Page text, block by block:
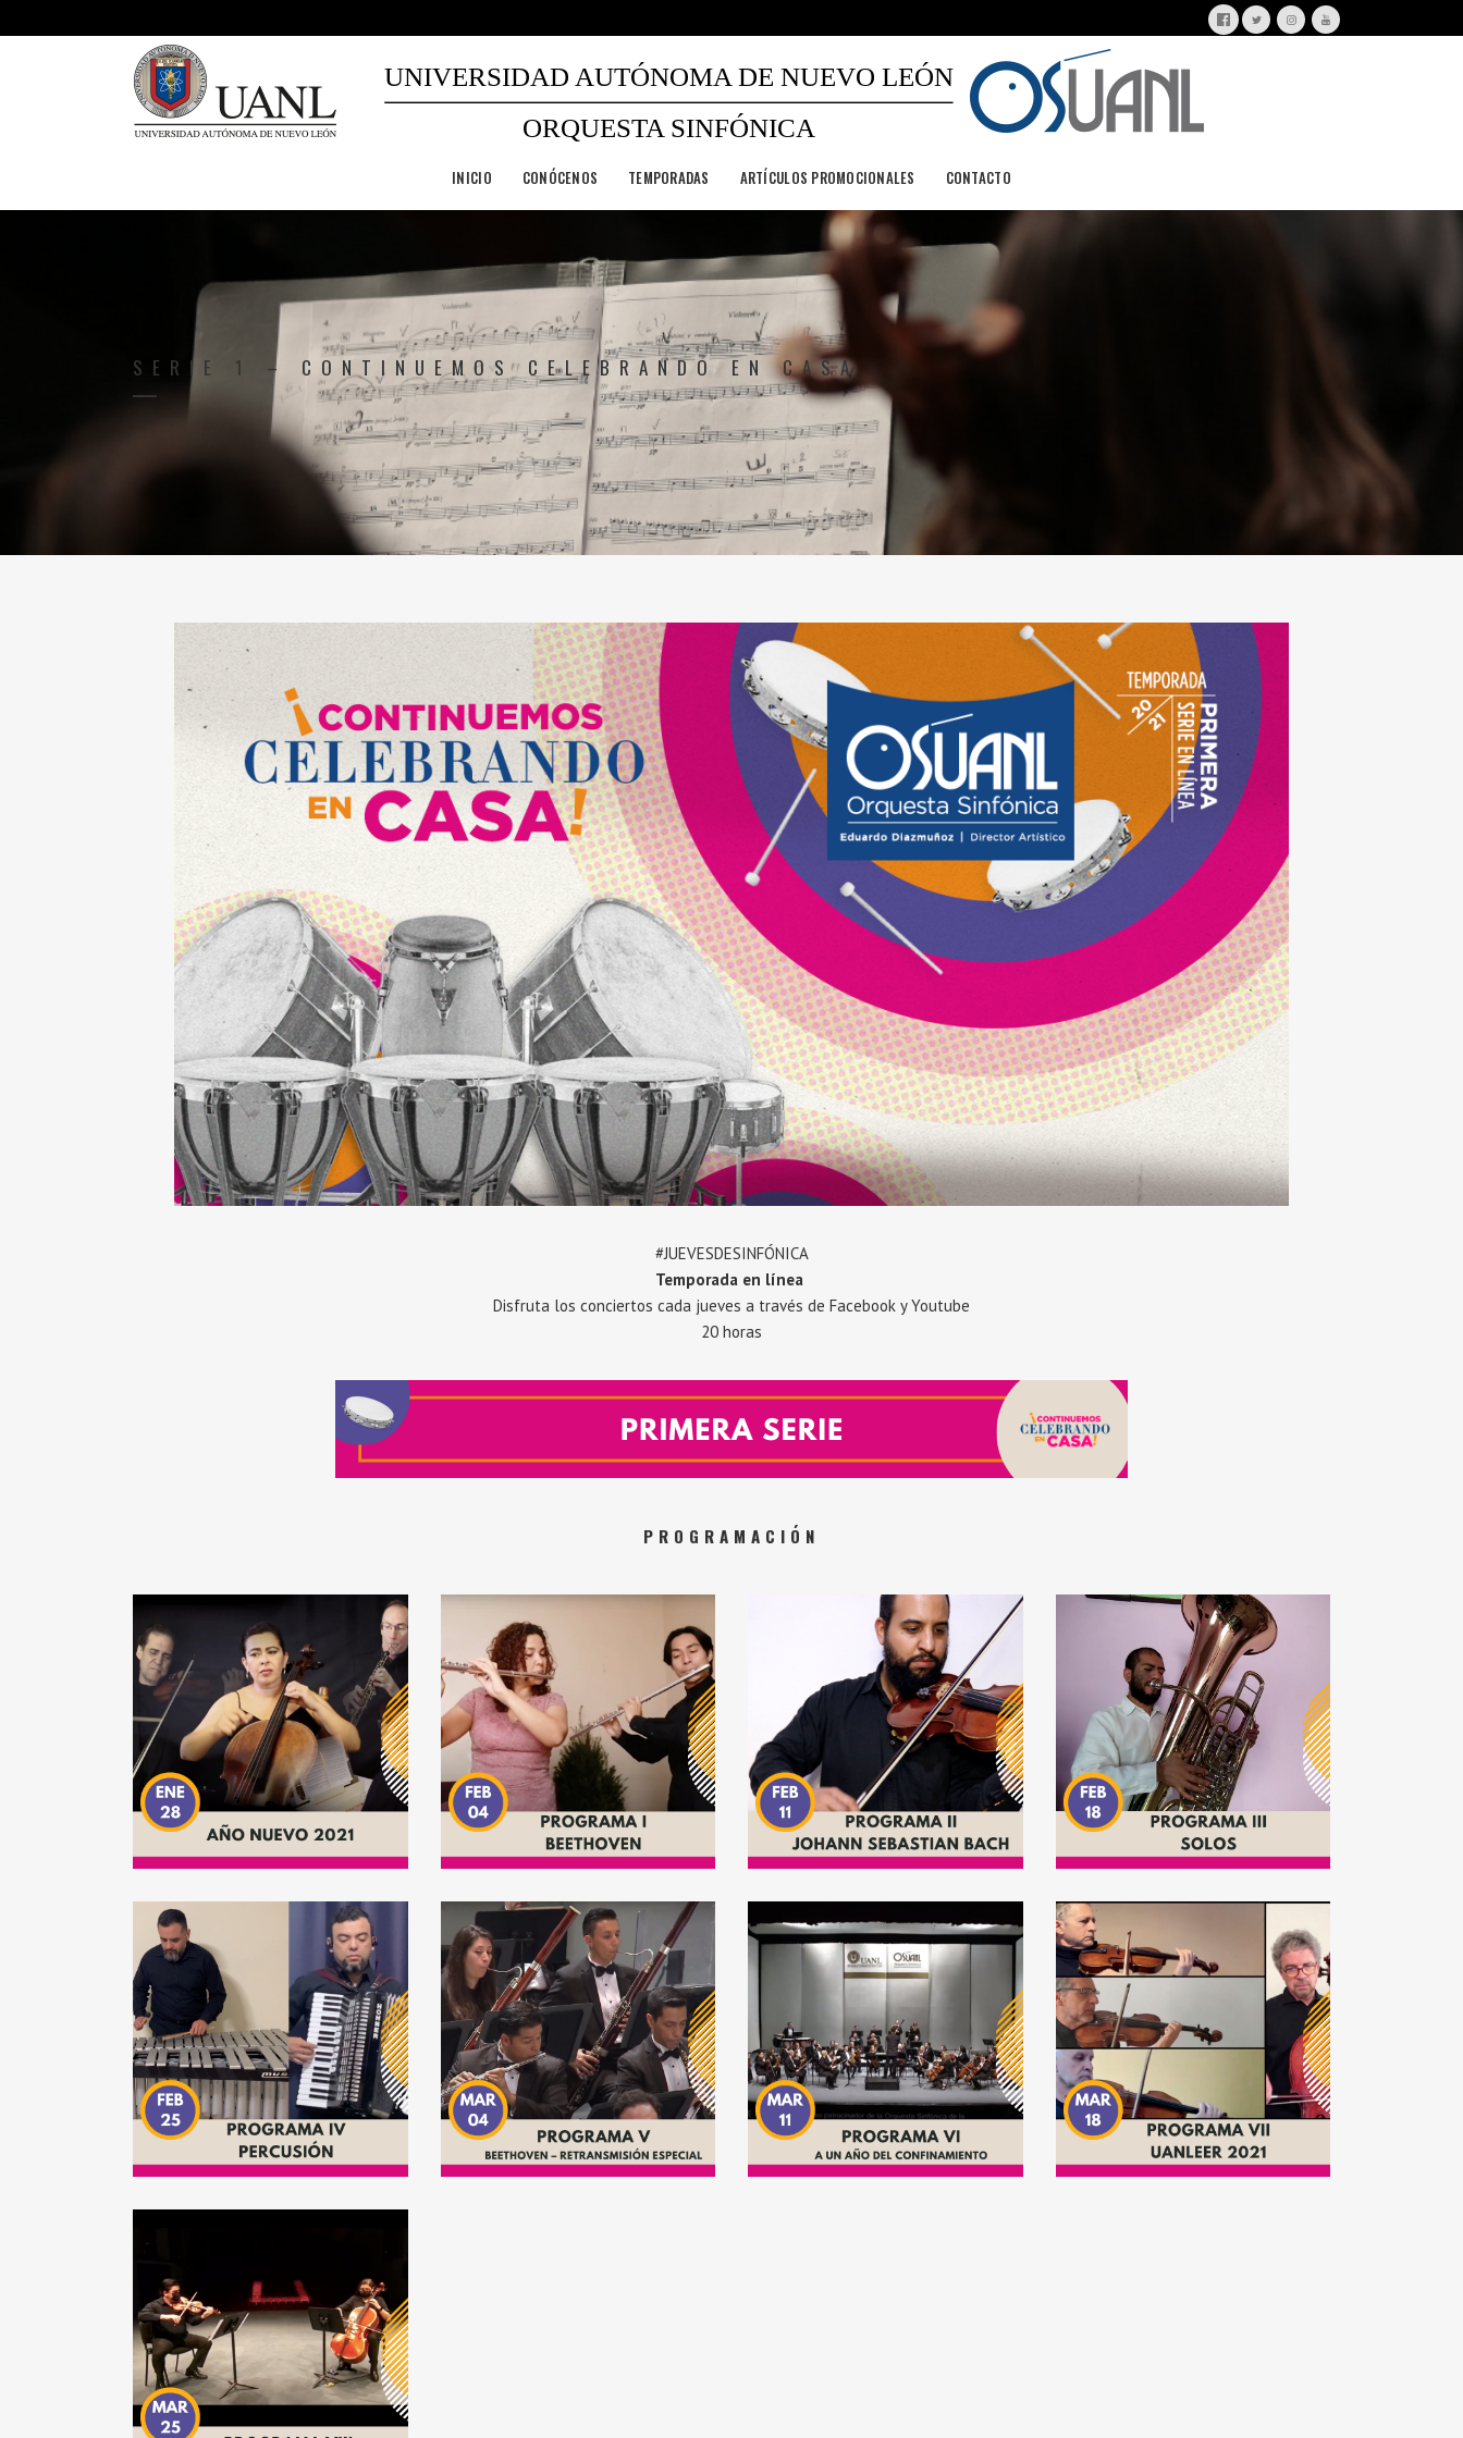
UNIVERSIDAD AUTÓNOMA DE NUEVO LEÓN
ORQUESTA SINFÓNICA
INICIO CONÓCENOS TEMPORADAS ARTÍCULOS PROMOCIONALES CONTACTO
SERIE 1 – CONTINUEMOS CELEBRANDO EN CASA
#JUEVESDESINFÓNICA
Temporada en línea
Disfruta los conciertos cada jueves a través de Facebook y Youtube
20 horas
PROGRAMACIÓN